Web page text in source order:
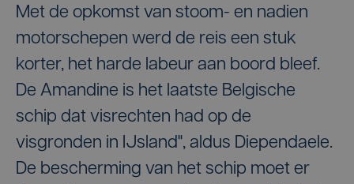
Met de opkomst van stoom- en nadien
motorschepen werd de reis een stuk
korter, het harde labeur aan boord bleef.
De Amandine is het laatste Belgische
schip dat visrechten had op de
visgronden in IJsland", aldus Diependaele.
De bescherming van het schip moet er